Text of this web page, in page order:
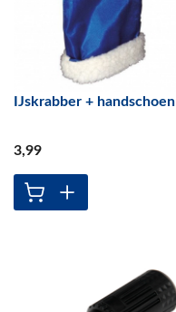
IJskrabber + handschoen
3,99